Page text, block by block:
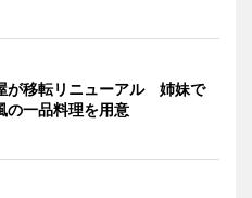
が移転リニューアル 姉妹で
の一品料理を用意